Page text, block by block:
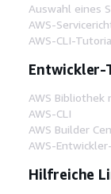
Auswahl eines
AWS-
AWS-CLI-
Entwickler-
AWS Bibliothek
AWS-CLI
AWS Builder
AWS-
Hilfreiche